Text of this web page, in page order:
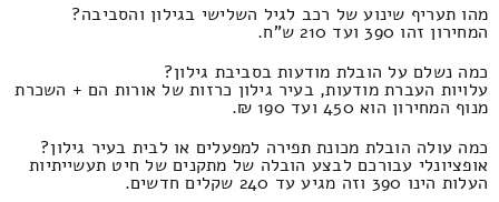
מהו תעריף שינוע של רכב לגיל השלישי בגילון והסביבה?
המחירון זהו 390 ועד 210 ש"ח.
כמה נשלם על הובלת מודעות בסביבת גילון?
עלויות העברת מודעות, בעיר גילון כרזות של אורות הם + השכרת
מנוף המחירון הוא 450 ועד 190 ₪.
כמה עולה הובלת מכונת תפירה למפעלים או לבית בעיר גילון?
אופציונלי עבורכם לבצע הובלה של מתקנים של חיט תעשייתיות
העלות הינו 390 וזה מגיע עד 240 שקלים חדשים.